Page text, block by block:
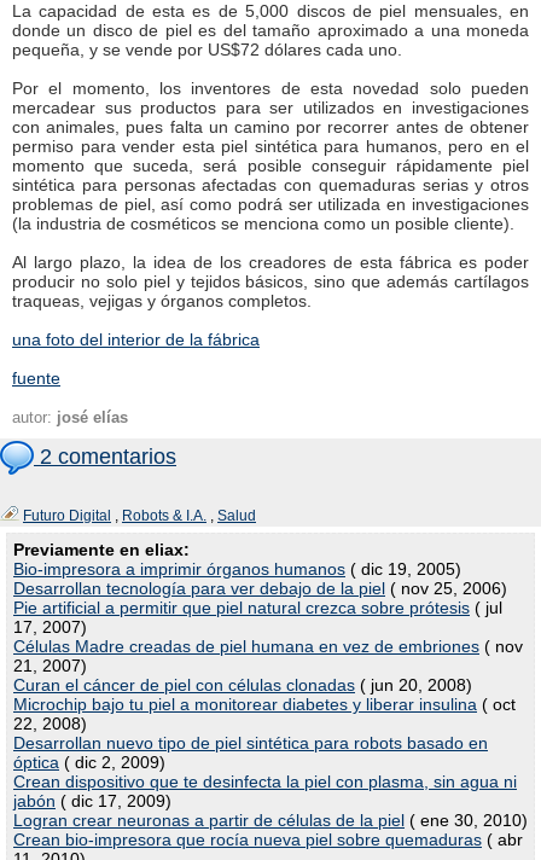
La capacidad de esta es de 5,000 discos de piel mensuales, en
donde un disco de piel es del tamaño aproximado a una moneda
pequeña, y se vende por US$72 dólares cada uno.
Por el momento, los inventores de esta novedad solo pueden
mercadear sus productos para ser utilizados en investigaciones
con animales, pues falta un camino por recorrer antes de obtener
permiso para vender esta piel sintética para humanos, pero en el
momento que suceda, será posible conseguir rápidamente piel
sintética para personas afectadas con quemaduras serias y otros
problemas de piel, así como podrá ser utilizada en investigaciones
(la industria de cosméticos se menciona como un posible cliente).
Al largo plazo, la idea de los creadores de esta fábrica es poder
producir no solo piel y tejidos básicos, sino que además cartílagos
traqueas, vejigas y órganos completos.
una foto del interior de la fábrica
fuente
autor: josé elías
2 comentarios
Futuro Digital , Robots & I.A. , Salud
Previamente en eliax:
Bio-impresora a imprimir órganos humanos ( dic 19, 2005)
Desarrollan tecnología para ver debajo de la piel ( nov 25, 2006)
Pie artificial a permitir que piel natural crezca sobre prótesis ( jul
17, 2007)
Células Madre creadas de piel humana en vez de embriones ( nov
21, 2007)
Curan el cáncer de piel con células clonadas ( jun 20, 2008)
Microchip bajo tu piel a monitorear diabetes y liberar insulina ( oct
22, 2008)
Desarrollan nuevo tipo de piel sintética para robots basado en
óptica ( dic 2, 2009)
Crean dispositivo que te desinfecta la piel con plasma, sin agua ni
jabón ( dic 17, 2009)
Logran crear neuronas a partir de células de la piel ( ene 30, 2010)
Crean bio-impresora que rocía nueva piel sobre quemaduras ( abr